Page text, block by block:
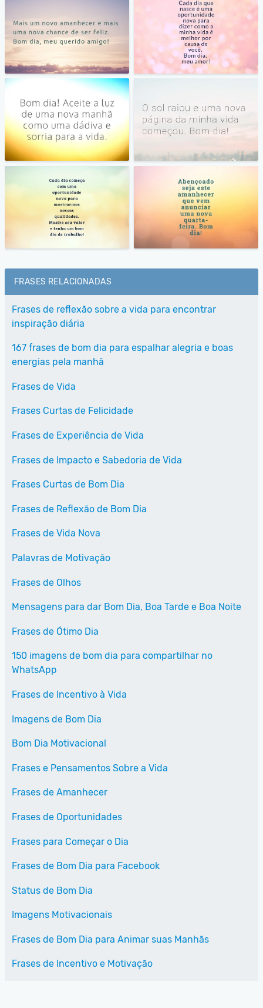
FRASES RELACIONADAS
Frases de reflexão sobre a vida para encontrar
inspiração diária
167 frases de bom dia para espalhar alegria e boas
energias pela manhã
Frases de Vida
Frases Curtas de Felicidade
Frases de Experiência de Vida
Frases de Impacto e Sabedoria de Vida
Frases Curtas de Bom Dia
Frases de Reflexão de Bom Dia
Frases de Vida Nova
Palavras de Motivação
Frases de Olhos
Mensagens para dar Bom Dia, Boa Tarde e Boa Noite
Frases de Ótimo Dia
150 imagens de bom dia para compartilhar no
WhatsApp
Frases de Incentivo à Vida
Imagens de Bom Dia
Bom Dia Motivacional
Frases e Pensamentos Sobre a Vida
Frases de Amanhecer
Frases de Oportunidades
Frases para Começar o Dia
Frases de Bom Dia para Facebook
Status de Bom Dia
Imagens Motivacionais
Frases de Bom Dia para Animar suas Manhãs
Frases de Incentivo e Motivação